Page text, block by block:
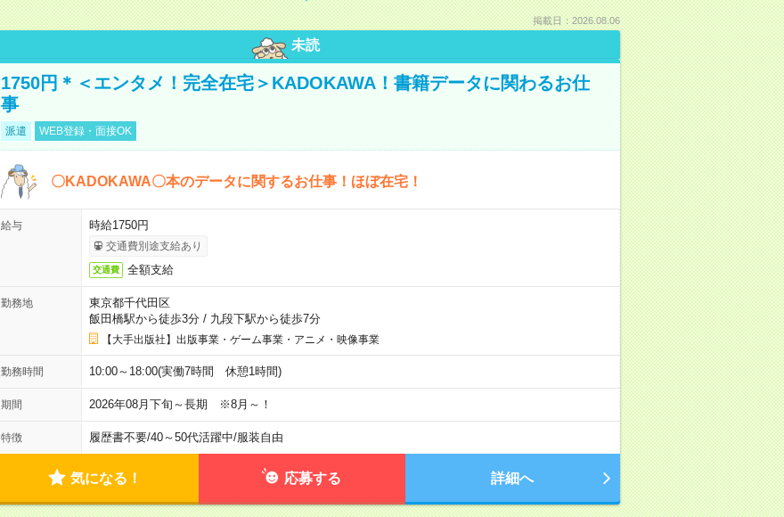
掲載日：2026.08.06
未読
1750円＊＜エンタメ！完全在宅＞KADOKAWA！書籍データに関わるお仕
事
派遣 WEB登録・面接OK
〇KADOKAWA〇本のデータに関するお仕事！ほぼ在宅！
給与 時給1750円
交通費別途支給あり
交通費 全額支給
勤務地
東京都千代田区
飯田橋駅から徒歩3分/ 九段下駅から徒歩7分
【大手出版社】出版事業・ゲーム事業・アニメ・映像事業
勤務時間 10:00～18:00(実働7時間 休憩1時間)
期間 2026年08月下旬～長期 ※8月～！
特徴 履歴書不要/40～50代活躍中/服装自由
気になる！ 応募する 詳細へ